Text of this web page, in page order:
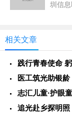
圳信
相关文章
志汇儿童·护眼